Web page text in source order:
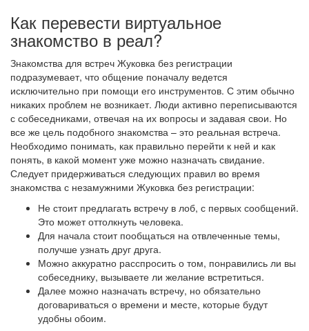
Как перевести виртуальное
знакомство в реал?
Знакомства для встреч Жуковка без регистрации
подразумевает, что общение поначалу ведется
исключительно при помощи его инструментов. С этим обычно
никаких проблем не возникает. Люди активно переписываются
с собеседниками, отвечая на их вопросы и задавая свои. Но
все же цель подобного знакомства – это реальная встреча.
Необходимо понимать, как правильно перейти к ней и как
понять, в какой момент уже можно назначать свидание.
Следует придерживаться следующих правил во время
знакомства с незамужними Жуковка без регистрации:
Не стоит предлагать встречу в лоб, с первых сообщений.
Это может оттолкнуть человека.
Для начала стоит пообщаться на отвлеченные темы,
получше узнать друг друга.
Можно аккуратно расспросить о том, понравились ли вы
собеседнику, вызываете ли желание встретиться.
Далее можно назначать встречу, но обязательно
договариваться о времени и месте, которые будут
удобны обоим.